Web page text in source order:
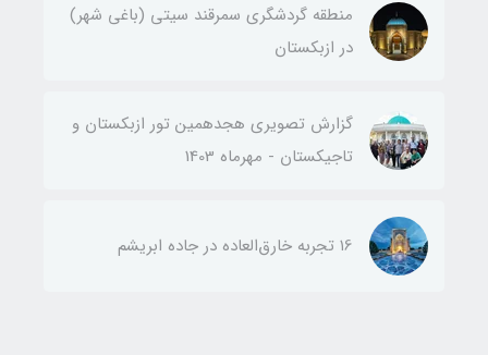
منطقه گردشگری سمرقند سیتی (باغی شهر)
در ازبکستان
گزارش تصویری هجدهمین تور ازبکستان و
تاجیکستان - مهرماه 1403
۱6 تجربه خارق‌العاده در جاده ابریشم